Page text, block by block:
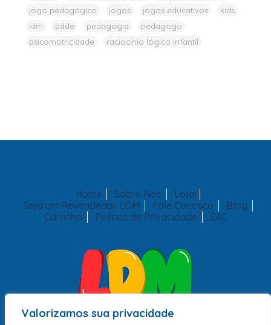
Valorizamos sua privacidade
jogo pedagógico
jogos jogos educativos
kids
ldm
pdde pedagogia
pedagogo
psicomotricidade
raciocínio lógico infantil
Home Sobre Nós
Loja
Seja um Revendedor LDM
Fale Conosco
Blog
Carrinho
Politica de Privacidade SAC